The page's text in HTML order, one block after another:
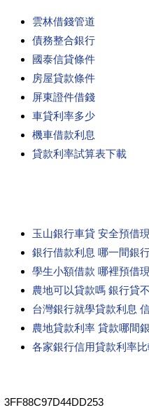
雲林借錢管道
債務整合銀行
國泰信貸條件
房屋貸款條件
屏東證件借錢
車貸利率多少
機車借款利息
貸款利率試算表下載
玉山銀行車貸 安全預借
銀行借款利息 哪一間銀
學生小額借款 哪裡預借
農地可以貸款嗎 銀行貸
台灣銀行就學貸款利息
農地貸款利率 貸款哪間
各家銀行信用貸款利率
3FF88C97D44DD253